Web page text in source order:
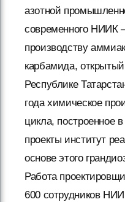
азотной
современного НИИК
производству
карбамида,
Республике
года химическое
цикла, построенное
проекты институт
основе этого
Работа
600 сотрудников